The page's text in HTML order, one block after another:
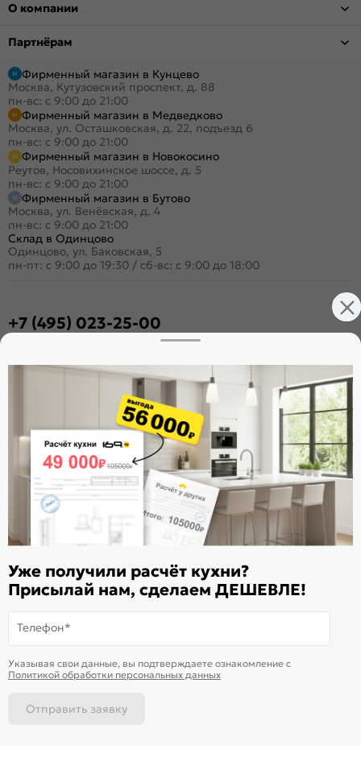
О компании
Партнёрам
Фирменный магазин в Кунцево
Москва, Кутузовский проспект, д. 88
пн-вс: с 9:00 до 21:00
Фирменный магазин в Медведково
Москва, ул. Осташковская, д. 22, подъезд 6
пн-вс: с 9:00 до 21:00
Фирменный магазин в Новокосино
Реутов, Носовихинское шоссе, д. 5
пн-вс: с 9:00 до 21:00
Фирменный магазин в Бутово
Москва, ул. Венёвская, д. 4
пн-вс: с 9:00 до 21:00
Склад в Одинцово
Одинцово, ул. Баковская, 5
пн-пт: с 9:00 до 19:30 / сб-вс: с 9:00 до 18:00
+7 (495) 023-25-00
Стать дилером
Поделиться
Оцените магазин
ИКС 1180
© 2015—2026 Интернет-магазин мебели Mebel169.ru
Пользовательское соглашение
Карта сайта
технологии
Уже получили расчёт кухни?
Присылай нам, сделаем ДЕШЕВЛЕ!
Телефон*
Указывая свои данные, вы подтверждаете ознакомление c
Политикой обработки персональных данных
Отправить заявку